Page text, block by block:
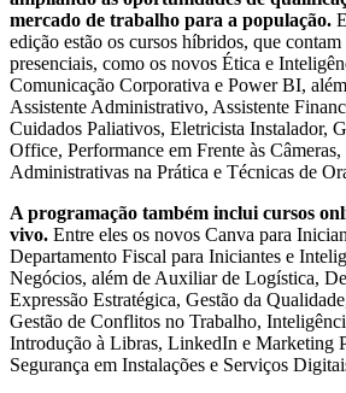
mercado de trabalho para a população.
edição estão os cursos híbridos, que
presenciais, como os novos Ética e
Comunicação Corporativa e Power BI,
Assistente Administrativo, Assistente
Cuidados Paliativos, Eletricista Instalador,
Office, Performance em Frente às
Administrativas na Prática e Técnicas de
A programação também inclui cursos
vivo. Entre eles os novos Canva para
Departamento Fiscal para Iniciantes e
Negócios, além de Auxiliar de Logística,
Expressão Estratégica, Gestão da
Gestão de Conflitos no Trabalho,
Introdução à Libras, LinkedIn e Marketing
Segurança em Instalações e Serviços